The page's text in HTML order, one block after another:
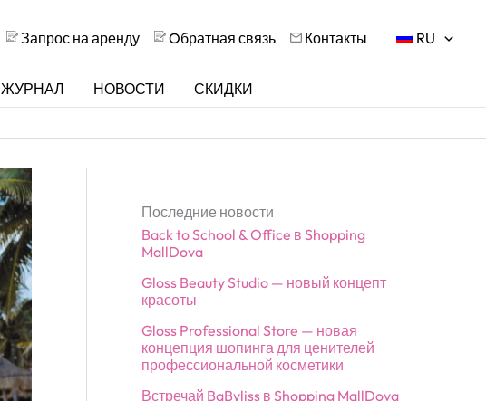
Запрос на аренду Oбратная связь Контакты RU
ЖУРНАЛ НОВОСТИ СКИДКИ
Последние новости
Back to School & Office в Shopping
MallDova
Gloss Beauty Studio — новый концепт
красоты
Gloss Professional Store — новая
концепция шопинга для ценителей
профессиональной косметики
Встречай BaByliss в Shopping MallDova